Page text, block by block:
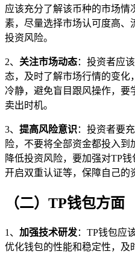
应该充分了解该币种的市场情
素，尽量选择市场认可度高、
投资风险。
2、 关注市场动态：投资者应
态，及时了解市场行情的变化
冷静，避免盲目跟风操作，要
卖出时机。
3、 提高风险意识 ：投资者要
险，不要将全部资金都投入到
降低投资风险，要加强对TP
开启双重认证等，保障自己的
（二）TP钱包方面
1、 加强技术研发：TP钱包应
优化钱包的性能和稳定性，及